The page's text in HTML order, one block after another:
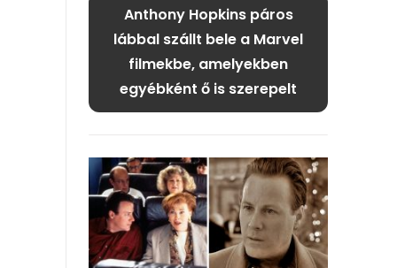
Anthony Hopkins páros
lábbal szállt bele a Marvel
filmekbe, amelyekben
egyébként ő is szerepelt